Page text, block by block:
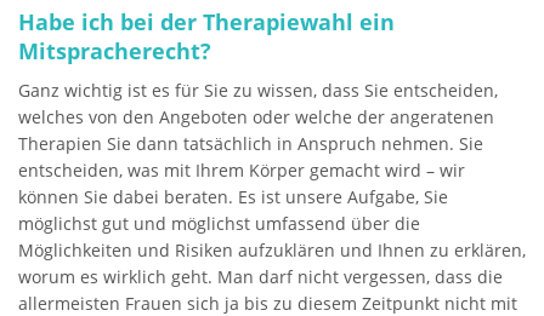
Habe ich bei der Therapiewahl ein
Mitspracherecht?
Ganz wichtig ist es für Sie zu wissen, dass Sie entscheiden,
welches von den Angeboten oder welche der angeratenen
Therapien Sie dann tatsächlich in Anspruch nehmen. Sie
entscheiden, was mit Ihrem Körper gemacht wird – wir
können Sie dabei beraten. Es ist unsere Aufgabe, Sie
möglichst gut und möglichst umfassend über die
Möglichkeiten und Risiken aufzuklären und Ihnen zu erklären,
worum es wirklich geht. Man darf nicht vergessen, dass die
allermeisten Frauen sich ja bis zu diesem Zeitpunkt nicht mit